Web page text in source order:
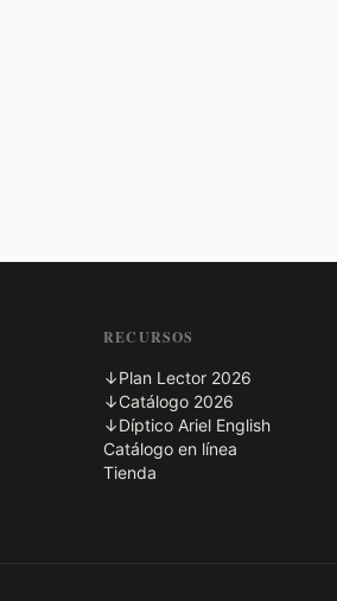
RECURSOS
↓Plan Lector 2026
↓Catálogo 2026
↓Díptico Ariel English
Catálogo en línea
Tienda